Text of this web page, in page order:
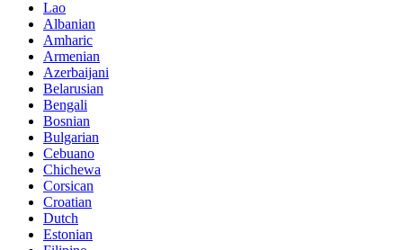
Lao
Albanian
Amharic
Armenian
Azerbaijani
Belarusian
Bengali
Bosnian
Bulgarian
Cebuano
Chichewa
Corsican
Croatian
Dutch
Estonian